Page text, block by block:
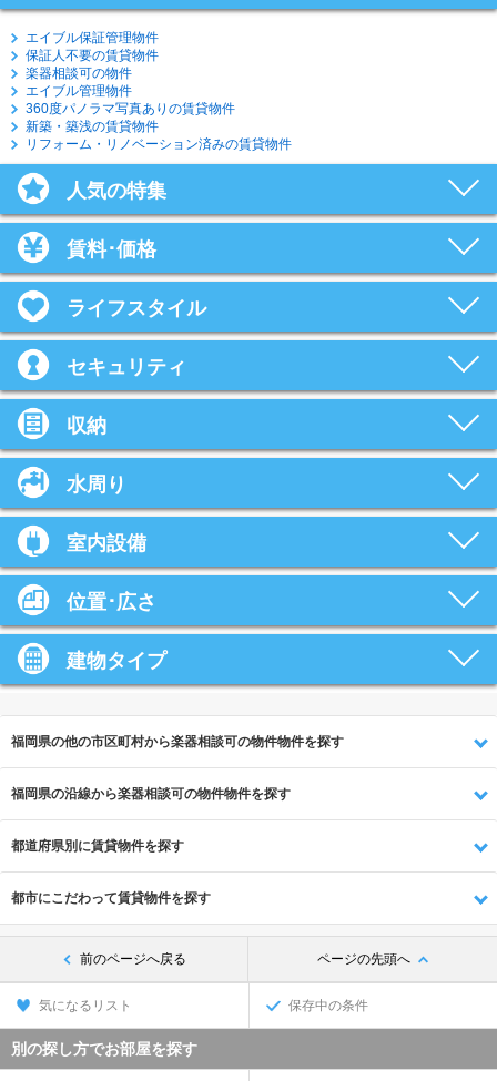
エイブル保証管理物件
保証人不要の賃貸物件
楽器相談可の物件
エイブル管理物件
360度パノラマ写真ありの賃貸物件
新築・築浅の賃貸物件
リフォーム・リノベーション済みの賃貸物件
人気の特集
賃料･価格
ライフスタイル
セキュリティ
収納
水周り
室内設備
位置･広さ
建物タイプ
福岡県の他の市区町村から楽器相談可の物件物件を探す
福岡県の沿線から楽器相談可の物件物件を探す
都道府県別に賃貸物件を探す
都市にこだわって賃貸物件を探す
前のページへ戻る ページの先頭へ
気になるリスト 保存中の条件
別の探し方でお部屋を探す